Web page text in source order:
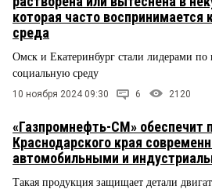
которая часто воспринимается
среда
Омск и Екатеринбург стали лидерами по
социальную среду
10 ноября 2024 09:30 6 2120
«Газпромнефть-СМ» обеспечит
Краснодарского края
автомобильными и
Такая продукция защищает детали